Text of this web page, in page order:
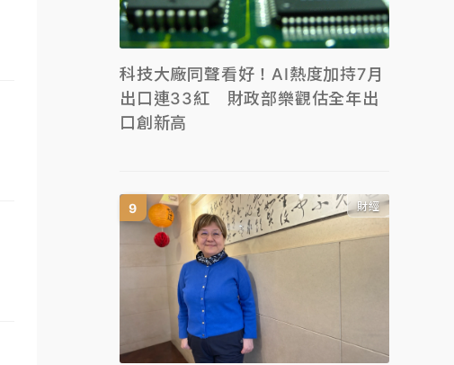
科技大廠同聲看好！AI熱度加持7月
出口連33紅 財政部樂觀估全年出
口創新高
財經